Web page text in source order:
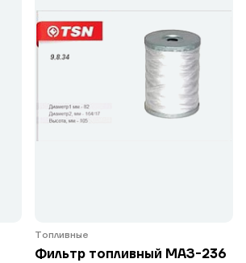
Топливные
Фильтр топливный МАЗ-236